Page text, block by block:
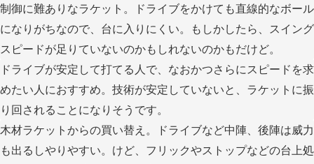
制御に難ありなラケット。ドライブをかけても直線的なボール
になりがちなので、台に入りにくい。もしかしたら、スイング
スピードが足りていないのかもしれないのかもだけど。
ドライブが安定して打てる人で、なおかつさらにスピードを求
めたい人におすすめ。技術が安定していないと、ラケットに振
り回されることになりそうです。
木材ラケットからの買い替え。ドライブなど中陣、後陣は威力
も出るしやりやすい。けど、フリックやストップなどの台上処